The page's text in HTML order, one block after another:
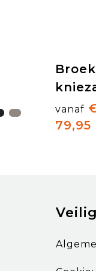
vanaf
79,95